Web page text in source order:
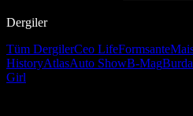
Dergiler
Tüm DergilerCeo LifeFormsante
HistoryAtlasAuto ShowB-MagBurda
Girl